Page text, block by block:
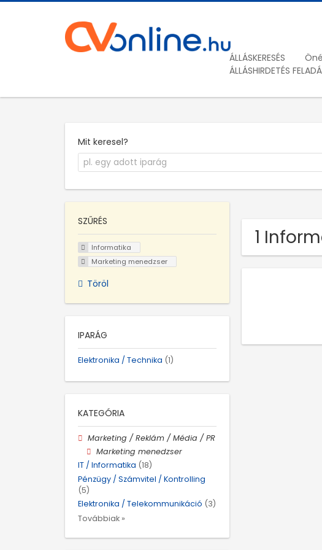
ÁLLÁSKERESÉS
ÁLLÁSHIRDETÉS
Mit keresel?
1
SZŰRÉS
Informatika
Marketing menedzser
Töröl
IPARÁG
Elektronika / Technika (1)
KATEGÓRIA
Marketing / Reklám / Média / PR
Marketing menedzser
IT / Informatika (18)
Pénzügy / Számvitel / Kontrolling
(5)
Elektronika / Telekommunikáció (3)
Továbbiak »